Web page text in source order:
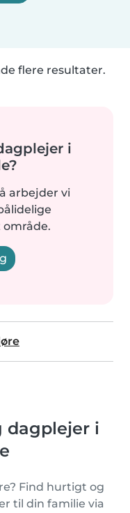
flere resultater.
i
arbejder vi
område.
dagplejer i
Find hurtigt og
til din familie via